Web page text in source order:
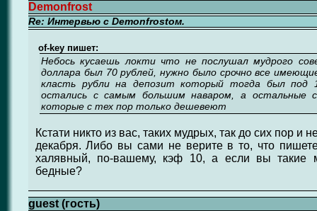
Demonfrost
Re: Интервью с Demonfrostом.
of-key пишет:
Небось кусаешь локти что не послушал мудрого
доллара был 70 рублей, нужно было срочно все
класть рубли на депозит который тогда был под
остались с самым большим наваром, а остальные
которые с тех пор только дешевеют
Кстати никто из вас, таких мудрых, так до сих пор и
декабря. Либо вы сами не верите в то, что
халявный, по-вашему, кэф 10, а если вы такие
бедные?
guest (гость)